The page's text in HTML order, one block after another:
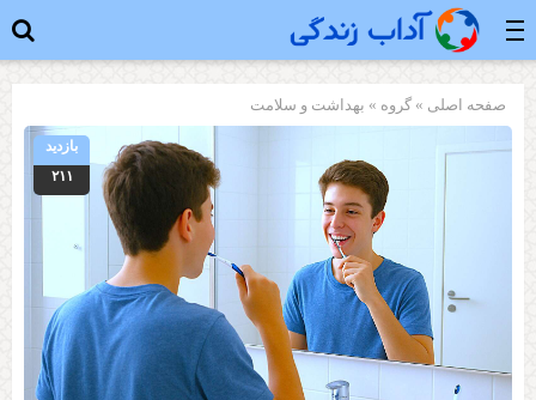
صفحه اصلی » گروه » بهداشت و سلامت
بازدید
۲۱۱